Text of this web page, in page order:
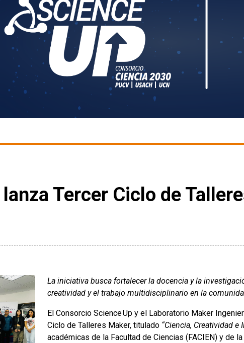
Tercer Ciclo de
La iniciativa busca fortalecer la docencia y la
creatividad y el trabajo multidisciplinario en la
El Consorcio Science Up y el Laboratorio Maker
Ciclo de Talleres Maker, titulado “Ciencia, Creatividad e
académicas de la Facultad de Ciencias (FACIEN) y de